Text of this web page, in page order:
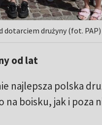
dotarciem drużyny (fot. PAP)
od lat
najlepsza polska
na boisku, jak i poza